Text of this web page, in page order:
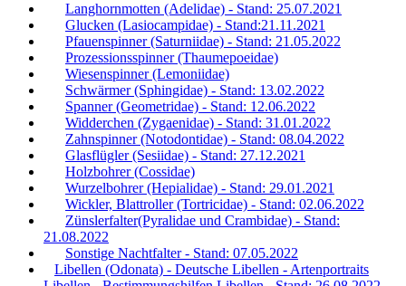
Langhornmotten (Adelidae) - Stand: 25.07.2021
Glucken (Lasiocampidae) - Stand:21.11.2021
Pfauenspinner (Saturniidae) - Stand: 21.05.2022
Prozessionsspinner (Thaumepoeidae)
Wiesenspinner (Lemoniidae)
Schwärmer (Sphingidae) - Stand: 13.02.2022
Spanner (Geometridae) - Stand: 12.06.2022
Widderchen (Zygaenidae) - Stand: 31.01.2022
Zahnspinner (Notodontidae) - Stand: 08.04.2022
Glasflügler (Sesiidae) - Stand: 27.12.2021
Holzbohrer (Cossidae)
Wurzelbohrer (Hepialidae) - Stand: 29.01.2021
Wickler, Blattroller (Tortricidae) - Stand: 02.06.2022
Zünslerfalter(Pyralidae und Crambidae) - Stand:
21.08.2022
Sonstige Nachtfalter - Stand: 07.05.2022
Libellen (Odonata) - Deutsche Libellen - Artenportraits